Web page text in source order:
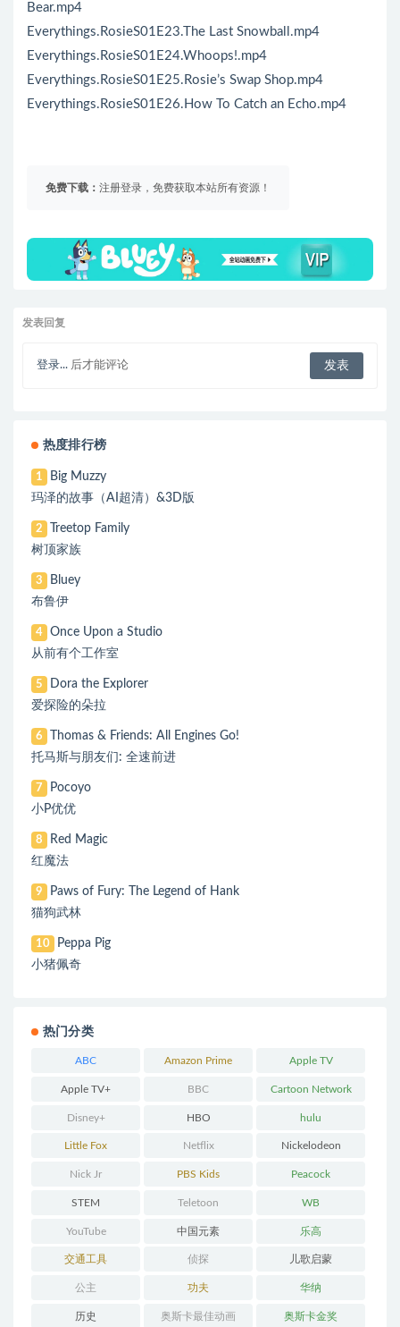
Bear.mp4
Everythings.RosieS01E23.The Last Snowball.mp4
Everythings.RosieS01E24.Whoops!.mp4
Everythings.RosieS01E25.Rosie’s Swap Shop.mp4
Everythings.RosieS01E26.How To Catch an Echo.mp4
免费下载： 注册登录，免费获取本站所有资源！
发表回复
登录... 后才能评论
热度排行榜
1
Big Muzzy
玛泽的故事（AI超清）&3D版
2
Treetop Family
树顶家族
3
Bluey
布鲁伊
4
Once Upon a Studio
从前有个工作室
5
Dora the Explorer
爱探险的朵拉
6
Thomas & Friends: All Engines Go!
托马斯与朋友们: 全速前进
7
Pocoyo
小P优优
8
Red Magic
红魔法
9
Paws of Fury: The Legend of Hank
猫狗武林
10
Peppa Pig
小猪佩奇
热门分类
ABC Amazon Prime Apple TV
Apple TV+ BBC Cartoon Network
Disney+ HBO hulu
Little Fox Netflix Nickelodeon
Nick Jr PBS Kids Peacock
STEM Teletoon WB
YouTube 中国元素 乐高
交通工具 侦探 儿歌启蒙
公主 功夫 华纳
历史 奥斯卡最佳动画 奥斯卡金奖